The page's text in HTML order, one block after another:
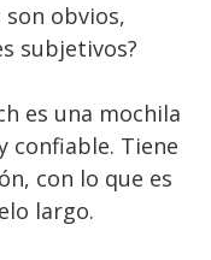
son obvios,
subjetivos?
es una mochila
confiable. Tiene
con lo que es
largo.